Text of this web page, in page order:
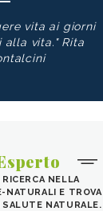
vita ai giorni
alla vita." Rita
NELLA
NATURALI E TROVA
NATURALE.